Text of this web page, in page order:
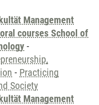
Management
courses School of
-
- Practicing
Society
Management